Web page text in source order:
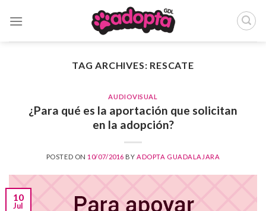
TAG ARCHIVES: RESCATE
AUDIOVISUAL
¿Para qué es la aportación que solicitan
en la adopción?
POSTED ON 10/07/2016 BY ADOPTA GUADALAJARA
10
Jul